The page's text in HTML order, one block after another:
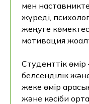
мен
жүреді,
жеңуге
мотивация
Студенттік
белсенділік
жеке өмір
және кәсіби
Қол
Өтініш жіберілгеннен
ашылады. Онда сіз
күтпестен дәл қазір
Консультация алу
мен дербес
беремін